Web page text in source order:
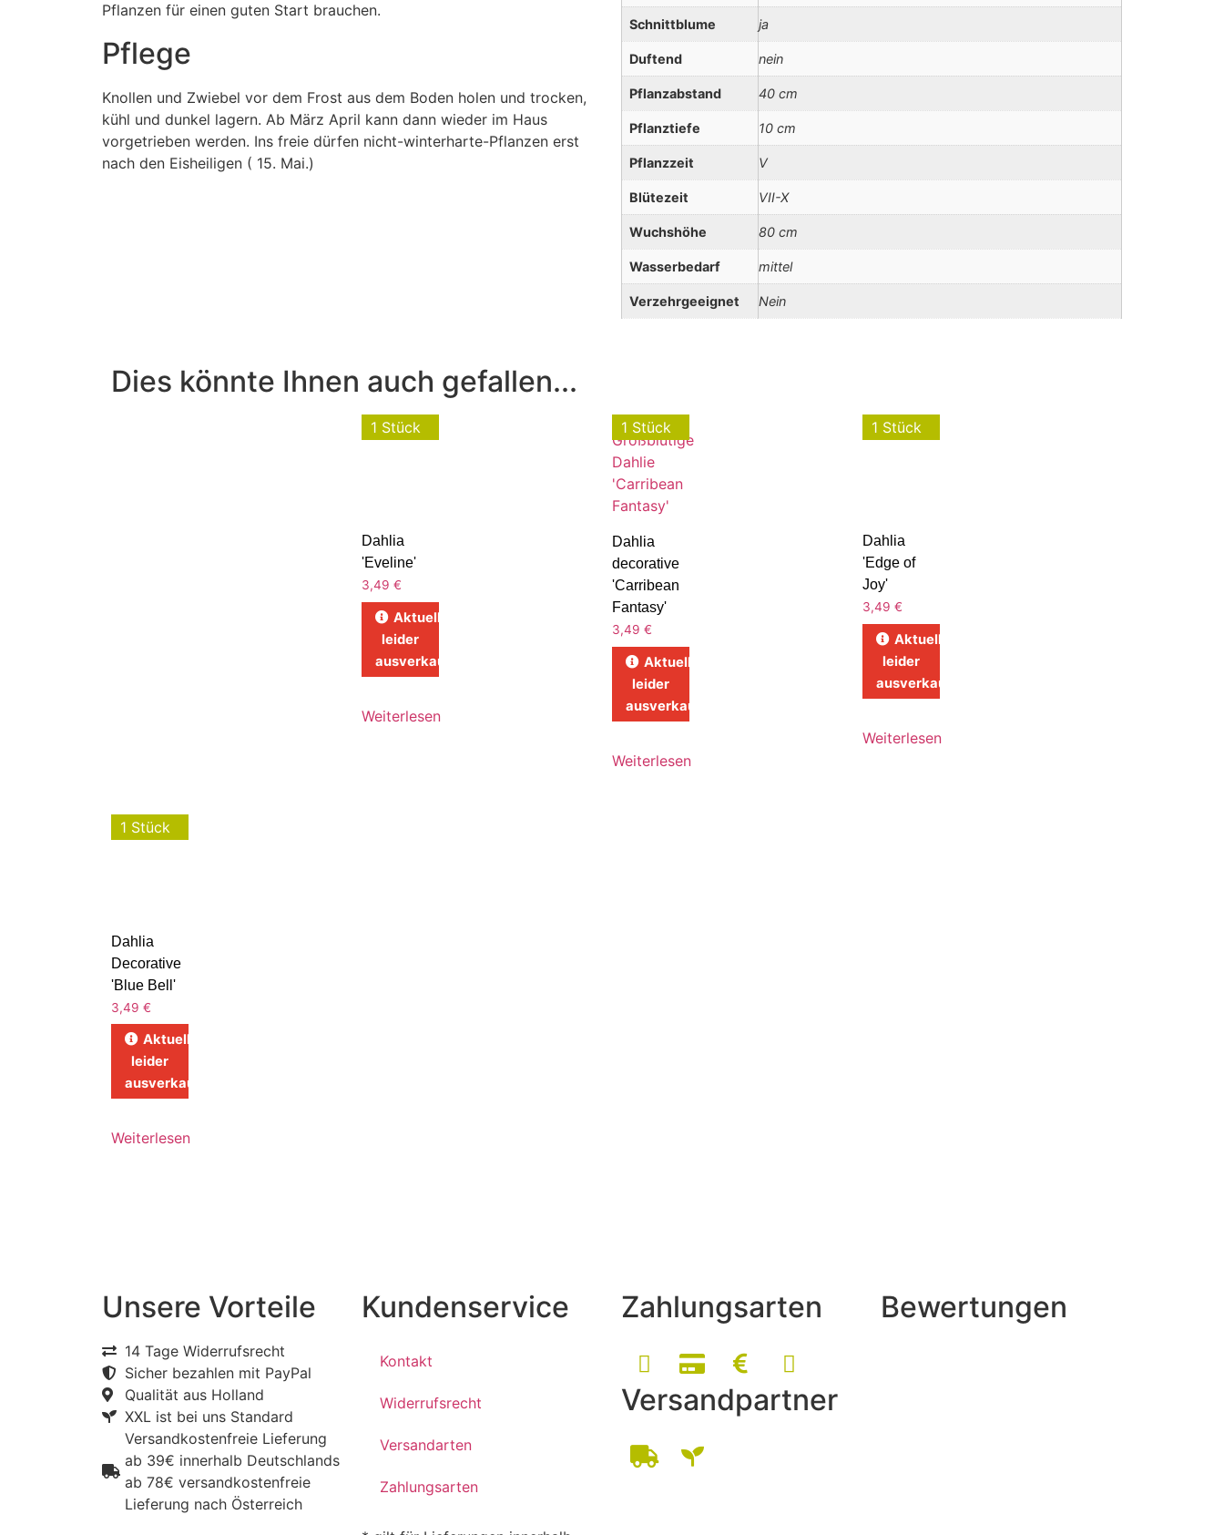
Pflanzen für einen guten Start brauchen.
Pflege
Knollen und Zwiebel vor dem Frost aus dem Boden holen und trocken,
kühl und dunkel lagern. Ab März April kann dann wieder im Haus
vorgetrieben werden. Ins freie dürfen nicht-winterharte-Pflanzen erst
nach den Eisheiligen ( 15. Mai.)
Schnittblume ja
Duftend nein
Pflanzabstand 40 cm
Pflanztiefe 10 cm
Pflanzzeit V
Blütezeit VII-X
Wuchshöhe 80 cm
Wasserbedarf mittel
Verzehrgeeignet Nein
Dies könnte Ihnen auch gefallen...
1 Stück
Dahlia
'Eveline'
3,49 €
Aktuell
leider
ausverkauft
Weiterlesen
1 Stück
Dahlia
decorative
'Carribean
Fantasy'
3,49 €
Aktuell
leider
ausverkauft
Weiterlesen
1 Stück
Dahlia
'Edge of
Joy'
3,49 €
Aktuell
leider
ausverkauft
Weiterlesen
1 Stück
Dahlia
Decorative
'Blue Bell'
3,49 €
Aktuell
leider
ausverkauft
Weiterlesen
Unsere Vorteile
14 Tage Widerrufsrecht
Sicher bezahlen mit PayPal
Qualität aus Holland
XXL ist bei uns Standard
Versandkostenfreie Lieferung
ab 39€ innerhalb Deutschlands
ab 78€ versandkostenfreie
Lieferung nach Österreich
Kundenservice
Kontakt
Widerrufsrecht
Versandarten
Zahlungsarten
Zahlungsarten
Versandpartner
Bewertungen